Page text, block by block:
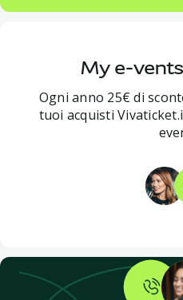
My e-
Ogni anno 25€ di
tuoi acquisti